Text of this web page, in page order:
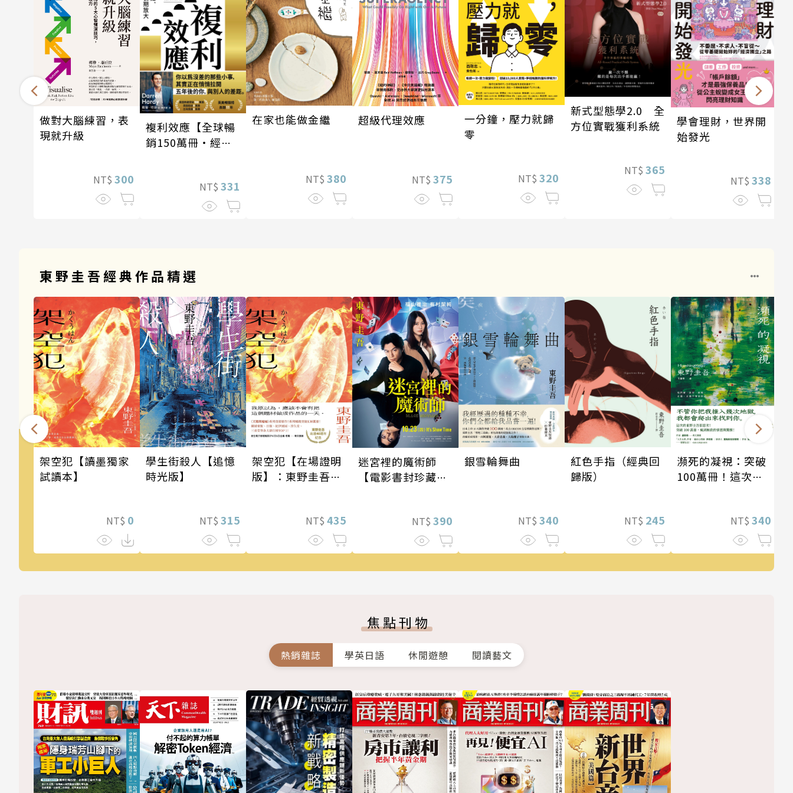
做對大腦練習，表
現就升級
NT$ 300
複利效應【全球暢
銷150萬冊・經典
NT$ 331
在家也能做金繼
NT$ 380
超級代理效應
NT$ 375
一分鐘，壓力就歸
零
NT$ 320
新式型態學2.0 全
方位實戰獲利系統
NT$ 365
學會理財，世界開
始發光
NT$ 338
東野圭吾經典作品精選
架空犯【讀墨獨家
試讀本】
NT$ 0
學生街殺人【追憶
時光版】
NT$ 315
架空犯【在場證明
版】：東野圭吾出
列重磅新作！
NT$ 435
迷宮裡的魔術師
【電影書封珍藏
NT$ 390
銀雪輪舞曲
NT$ 340
紅色手指（經典回
歸版）
NT$ 245
瀕死的凝視：突破
100萬冊！這次的
NT$ 340
焦點刊物
熱銷雜誌 學英日語 休閒遊憩 閱讀藝文